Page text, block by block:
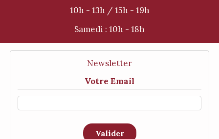
10h - 13h / 15h - 19h
Samedi : 10h - 18h
Newsletter
Votre Email
Valider